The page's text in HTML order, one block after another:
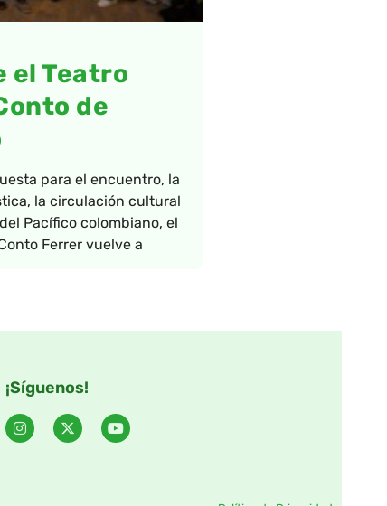
el Teatro
de
para el encuentro, la
la circulación cultural
Pacífico colombiano, el
Ferrer vuelve a
¡Síguenos!